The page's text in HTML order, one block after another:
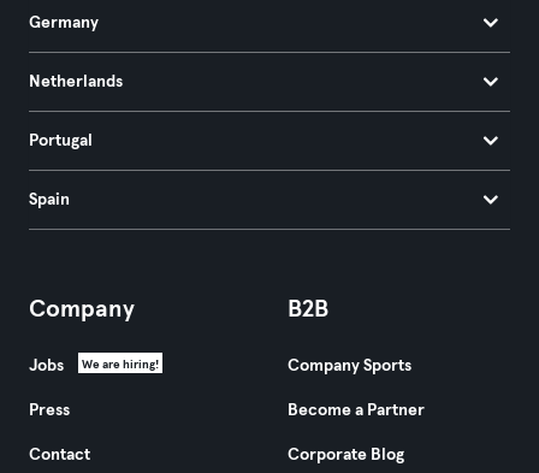
Germany
Netherlands
Portugal
Spain
Company
Jobs We are hiring!
Press
Contact
B2B
Company Sports
Become a Partner
Corporate Blog